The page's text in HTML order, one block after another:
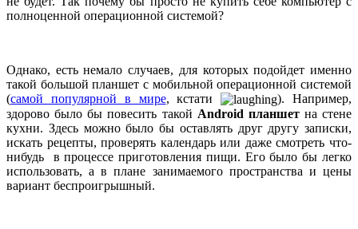
полноценной операционной системой?
Однако, есть немало случаев, для которых подойдет именно
такой большой планшет с мобильной операционной системой
(самой популярной в мире, кстати
). Например,
здорово было бы повесить такой Android планшетна стене
кухни. Здесь можно было бы оставлять друг другу записки,
искать рецепты, проверять календарь или даже смотреть что-
нибудь в процессе приготовления пищи. Его было бы легко
использовать, а в плане занимаемого пространства и цены
вариант беспроигрышный.